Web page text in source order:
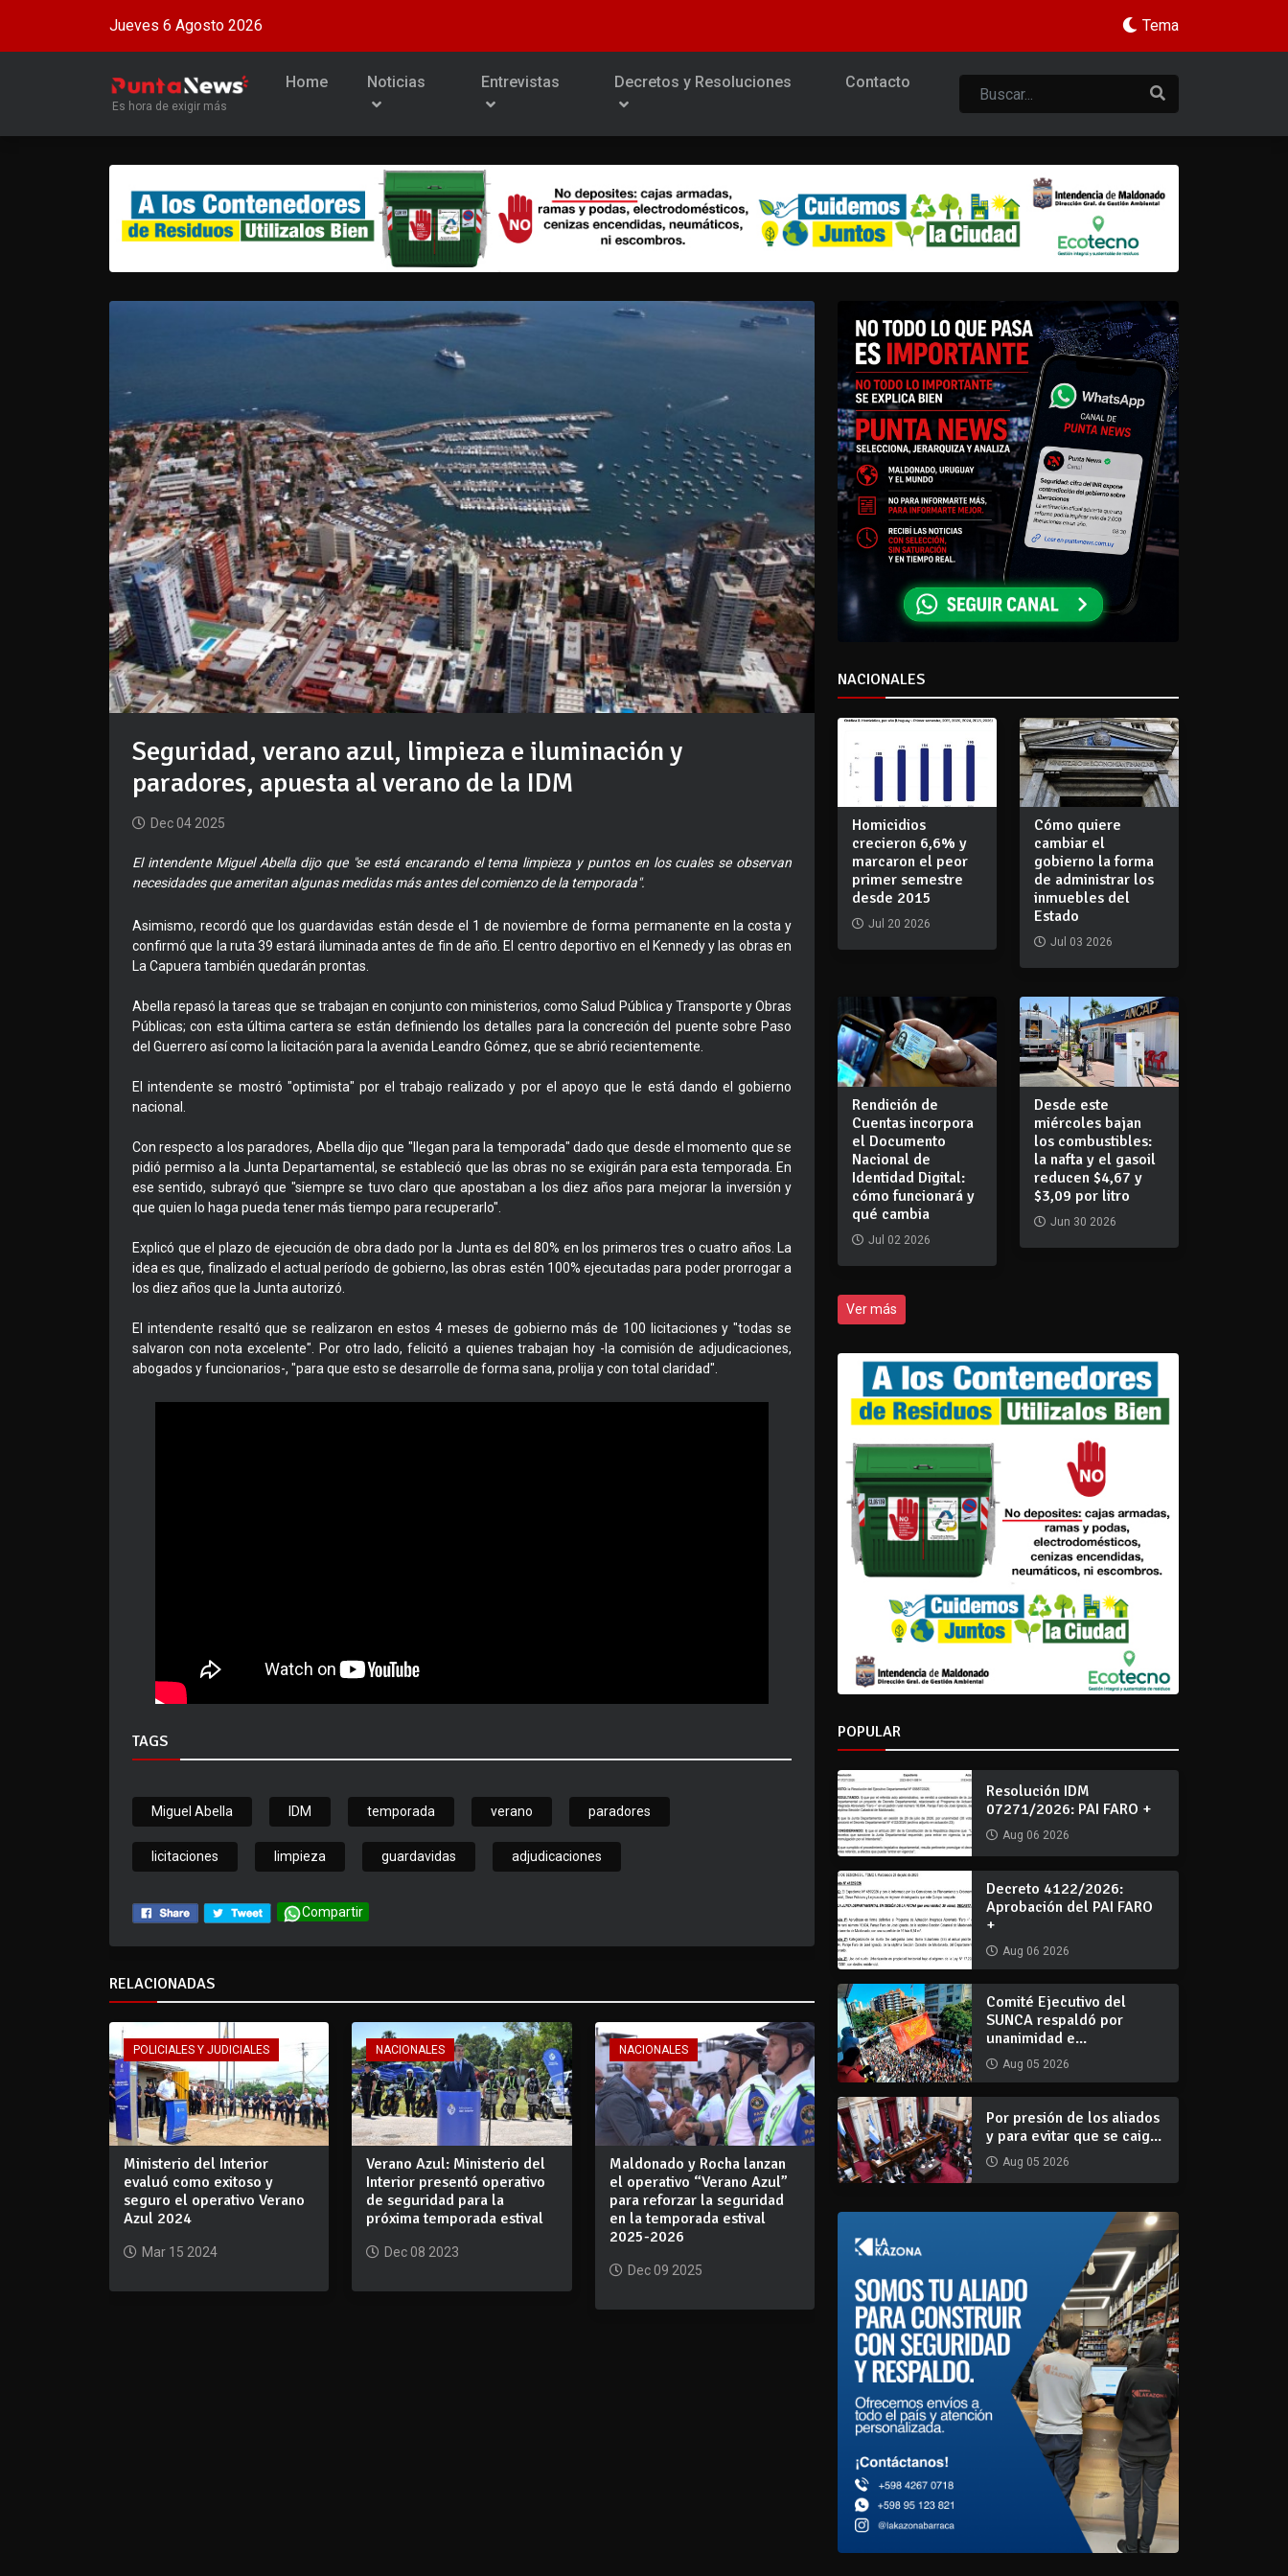
Jueves 6 Agosto 2026 Tema
Es hora de exigir más
Home Noticias Entrevistas Decretos y Resoluciones Contacto
Seguridad, verano azul, limpieza e iluminación y
paradores, apuesta al verano de la IDM
Dec 04 2025
El intendente Miguel Abella dijo que "se está encarando el tema limpieza y puntos en los cuales se observan
necesidades que ameritan algunas medidas más antes del comienzo de la temporada".
Asimismo, recordó que los guardavidas están desde el 1 de noviembre de forma permanente en la costa y
confirmó que la ruta 39 estará iluminada antes de fin de año. El centro deportivo en el Kennedy y las obras en
La Capuera también quedarán prontas.
Abella repasó la tareas que se trabajan en conjunto con ministerios, como Salud Pública y Transporte y Obras
Públicas; con esta última cartera se están definiendo los detalles para la concreción del puente sobre Paso
del Guerrero así como la licitación para la avenida Leandro Gómez, que se abrió recientemente.
El intendente se mostró "optimista" por el trabajo realizado y por el apoyo que le está dando el gobierno
nacional.
Con respecto a los paradores, Abella dijo que "llegan para la temporada" dado que desde el momento que se
pidió permiso a la Junta Departamental, se estableció que las obras no se exigirán para esta temporada. En
ese sentido, subrayó que "siempre se tuvo claro que apostaban a los diez años para mejorar la inversión y
que quien lo haga pueda tener más tiempo para recuperarlo".
Explicó que el plazo de ejecución de obra dado por la Junta es del 80% en los primeros tres o cuatro años. La
idea es que, finalizado el actual período de gobierno, las obras estén 100% ejecutadas para poder prorrogar a
los diez años que la Junta autorizó.
El intendente resaltó que se realizaron en estos 4 meses de gobierno más de 100 licitaciones y "todas se
salvaron con nota excelente". Por otro lado, felicitó a quienes trabajan hoy -la comisión de adjudicaciones,
abogados y funcionarios-, "para que esto se desarrolle de forma sana, prolija y con total claridad".
TAGS
Miguel Abella IDM temporada verano paradores
licitaciones limpieza guardavidas adjudicaciones
Compartir
RELACIONADAS
POLICIALES Y JUDICIALES
Ministerio del Interior
evaluó como exitoso y
seguro el operativo Verano
Azul 2024
Mar 15 2024
NACIONALES
Verano Azul: Ministerio del
Interior presentó operativo
de seguridad para la
próxima temporada estival
Dec 08 2023
NACIONALES
Maldonado y Rocha lanzan
el operativo “Verano Azul”
para reforzar la seguridad
en la temporada estival
2025-2026
Dec 09 2025
NACIONALES
Homicidios
crecieron 6,6% y
marcaron el peor
primer semestre
desde 2015
Jul 20 2026
Cómo quiere
cambiar el
gobierno la forma
de administrar los
inmuebles del
Estado
Jul 03 2026
Rendición de
Cuentas incorpora
el Documento
Nacional de
Identidad Digital:
cómo funcionará y
qué cambia
Jul 02 2026
Desde este
miércoles bajan
los combustibles:
la nafta y el gasoil
reducen $4,67 y
$3,09 por litro
Jun 30 2026
Ver más
POPULAR
Resolución IDM
07271/2026: PAI FARO +
Aug 06 2026
Decreto 4122/2026:
Aprobación del PAI FARO
+
Aug 06 2026
Comité Ejecutivo del
SUNCA respaldó por
unanimidad e...
Aug 05 2026
Por presión de los aliados
y para evitar que se caig...
Aug 05 2026